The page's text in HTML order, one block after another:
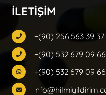
İLETİŞİM
+(90) 256 563 39 37
+(90) 532 679 09 66
+(90) 532 679 09 66